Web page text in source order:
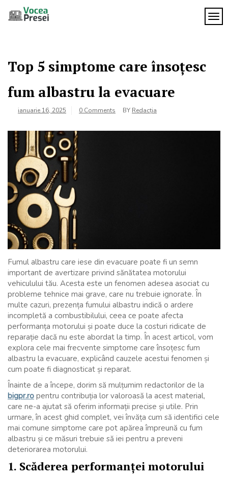
Top 5 simptome care însoțesc
fum albastru la evacuare
ianuarie 16, 2025 0 Comments BY Redacția
Fumul albastru care iese din evacuare poate fi un semn
important de avertizare privind sănătatea motorului
vehiculului tău. Acesta este un fenomen adesea asociat cu
probleme tehnice mai grave, care nu trebuie ignorate. În
multe cazuri, prezența fumului albastru indică o ardere
incompletă a combustibilului, ceea ce poate afecta
performanța motorului și poate duce la costuri ridicate de
reparație dacă nu este abordat la timp. În acest articol, vom
explora cele mai frecvente simptome care însoțesc fum
albastru la evacuare, explicând cauzele acestui fenomen și
cum poate fi diagnosticat și reparat.
Înainte de a începe, dorim să mulțumim redactorilor de la
bigpr.ro pentru contribuția lor valoroasă la acest material,
care ne-a ajutat să oferim informații precise și utile. Prin
urmare, în acest ghid complet, vei învăța cum să identifici cele
mai comune simptome care pot apărea împreună cu fum
albastru și ce măsuri trebuie să iei pentru a preveni
deteriorarea motorului.
1. Scăderea performanței motorului